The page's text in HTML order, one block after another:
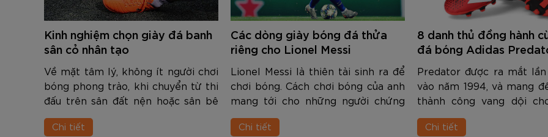
Kinh nghiệm chọn giày đá banh
sân cỏ nhân tạo
Về mặt tâm lý, không ít người chơi
bóng phong trào, khi chuyển từ thi
đấu trên sân đất nện hoặc sân bê
tông sang sân cỏ nhân tạo vẫn còn
vương vấn đôi giày vải. Điều này
Chi tiết
Các dòng giày bóng đá thửa
riêng cho Lionel Messi
Lionel Messi là thiên tài sinh ra để
chơi bóng. Cách chơi bóng của anh
mang tới cho những người chứng
kiến những cảm xúc khó tả. Trong
suốt sự nghiệp của mình Messi
Chi tiết
8 danh thủ đồng hành
đá bóng Adidas
Predator được ra mắt
vào năm 1994, và mang
thành công vang dội
hiệu Adidas. Dòng
mồi) thậm chí đã tạo
Chi tiết